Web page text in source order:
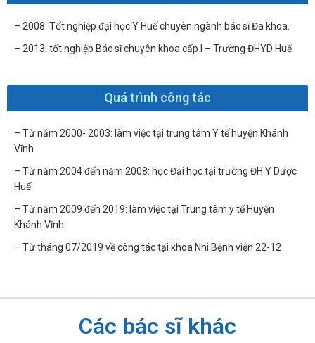
– 2008: Tốt nghiệp đại học Y Huế chuyên ngành bác sĩ Đa khoa.
– 2013: tốt nghiệp Bác sĩ chuyên khoa cấp I – Trường ĐHYD Huế
Quá trình công tác
– Từ năm 2000- 2003: làm việc tại trung tâm Y tế huyện Khánh
Vĩnh
– Từ năm 2004 đến năm 2008: học Đại học tại trường ĐH Y Dược
Huế
– Từ năm 2009 đến 2019: làm việc tại Trung tâm y tế Huyện
Khánh Vĩnh
– Từ tháng 07/2019 về công tác tại khoa Nhi Bệnh viện 22-12
Các bác sĩ khác